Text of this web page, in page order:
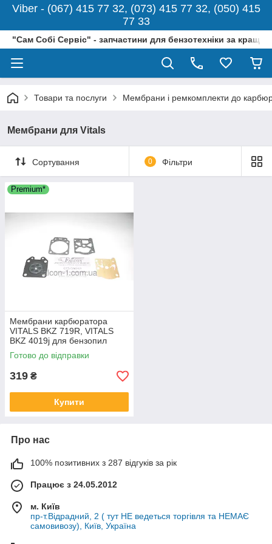
Viber - (067) 415 77 32, (073) 415 77 32, (050) 415
77 33
"Сам Собі Сервіс" - запчастини для бензотехніки за
Товари та послуги Мембрани і ремкомплекти до
Мембрани для Vitals
Сортування 0 Фільтри
Premium*
Мембрани карбюратора
VITALS BKZ 719R, VITALS
BKZ 4019j для бензопил
Готово до відправки
319 ₴
Купити
Про нас
100% позитивних з 287 відгуків за рік
Працює з 24.05.2012
м. Київ
пр-т.Відрадний, 2 ( тут НЕ ведеться торгівля та НЕМАЄ
самовивозу), Київ, Україна